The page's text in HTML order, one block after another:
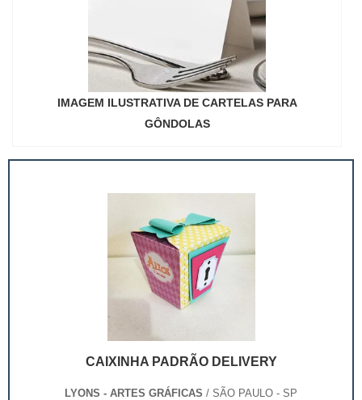
IMAGEM ILUSTRATIVA DE CARTELAS PARA
GÔNDOLAS
CAIXINHA PADRÃO DELIVERY
LYONS - ARTES GRÁFICAS / SÃO PAULO - SP